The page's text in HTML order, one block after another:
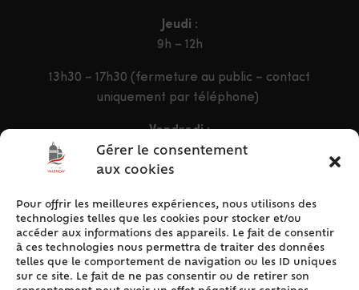
Gérer le consentement
aux cookies
Pour offrir les meilleures expériences, nous utilisons des
technologies telles que les cookies pour stocker et/ou
accéder aux informations des appareils. Le fait de consentir
à ces technologies nous permettra de traiter des données
telles que le comportement de navigation ou les ID uniques
sur ce site. Le fait de ne pas consentir ou de retirer son
Jeudi :
9h – 12h
13h30 – 17h30 (fermeture au public – contact
uniquement par téléphone)
Vendredi :
9h – 12h & 13h30 – 16h30
ACCÈS RAPIDE
Accueil
Contact
Plan du site